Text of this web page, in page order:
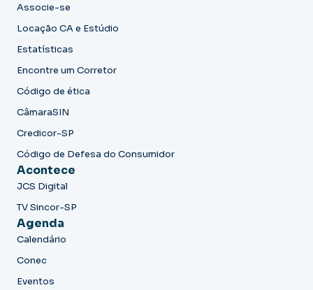
Associe-se
Locação CA e Estúdio
Estatísticas
Encontre um Corretor
Código de ética
CâmaraSIN
Credicor-SP
Código de Defesa do Consumidor
Acontece
JCS Digital
TV Sincor-SP
Agenda
Calendário
Conec
Eventos